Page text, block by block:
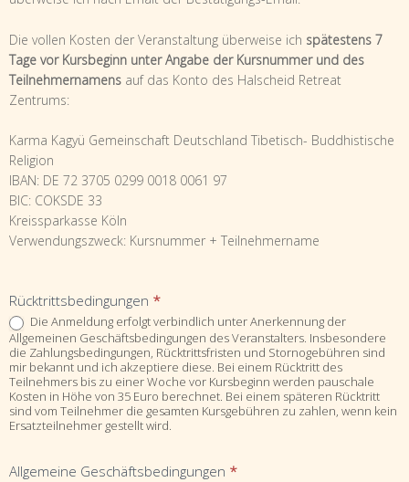
Die vollen Kosten der Veranstaltung überweise ich spätestens 7
Tage vor Kursbeginn unter Angabe der Kursnummer und des
Teilnehmernamens auf das Konto des Halscheid Retreat
Zentrums:
Karma Kagyü Gemeinschaft Deutschland Tibetisch- Buddhistische
Religion
IBAN: DE 72 3705 0299 0018 0061 97
BIC: COKSDE 33
Kreissparkasse Köln
Verwendungszweck: Kursnummer + Teilnehmername
Rücktrittsbedingungen *
Die Anmeldung erfolgt verbindlich unter Anerkennung der
Allgemeinen Geschäftsbedingungen des Veranstalters. Insbesondere
die Zahlungsbedingungen, Rücktrittsfristen und Stornogebühren sind
mir bekannt und ich akzeptiere diese. Bei einem Rücktritt des
Teilnehmers bis zu einer Woche vor Kursbeginn werden pauschale
Kosten in Höhe von 35 Euro berechnet. Bei einem späteren Rücktritt
sind vom Teilnehmer die gesamten Kursgebühren zu zahlen, wenn kein
Ersatzteilnehmer gestellt wird.
Allgemeine Geschäftsbedingungen *